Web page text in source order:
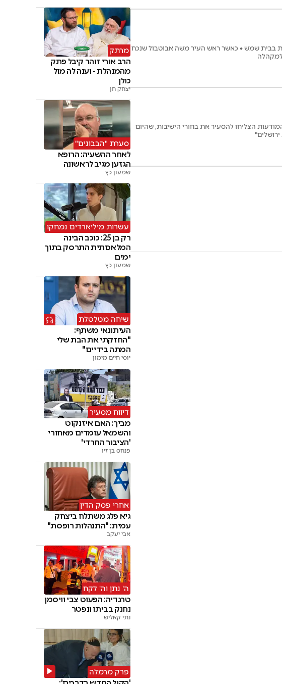
בבית שמש • כאשר ראש העיר משה אבוטבול שנכח
הצליחו להסעיר את בחורי הישיבות, שהיום
מרתק
הרב אורי זוהר קיבל פתק
מהמנהלת - וענה לה מול
כולן
יצחק חן
סערת "הבבונים"
לאחר ההשעיה: הרופא
הגזען מגיב לראשונה
שמעון כץ
עשרות מיליארדים נמחקו
רק בן 25: כוכב הבינה
המלאכותית התרסק בתוך
ימים
שמעון כץ
שיחה מטלטלת
העיתונאי משתף:
"החזקתי את הבת שלי
המתה בידיים"
יוסי חיים מימון
דיווח מסעיר
מביך: האם איזנקוט
והשמאל עומדים מאחורי
'הציבור החרדי'
פנחס בן זיו
אחרי פסק הדין
גיא פלג משתלח ביצחק
עמית: "התנהלות רופסת"
אבי יעקב
ה' נתן וה' לקח
טרגדיה: הפעוט צבי וויסמן
נחנק בביתו ונפטר
נתי קאליש
פרק מרמלה